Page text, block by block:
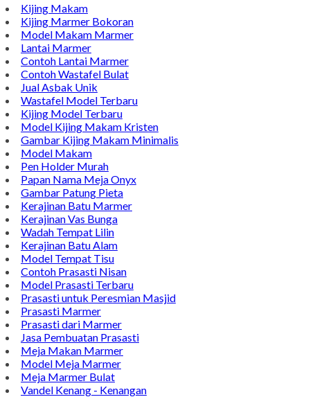
Kijing Makam
Kijing Marmer Bokoran
Model Makam Marmer
Lantai Marmer
Contoh Lantai Marmer
Contoh Wastafel Bulat
Jual Asbak Unik
Wastafel Model Terbaru
Kijing Model Terbaru
Model Kijing Makam Kristen
Gambar Kijing Makam Minimalis
Model Makam
Pen Holder Murah
Papan Nama Meja Onyx
Gambar Patung Pieta
Kerajinan Batu Marmer
Kerajinan Vas Bunga
Wadah Tempat Lilin
Kerajinan Batu Alam
Model Tempat Tisu
Contoh Prasasti Nisan
Model Prasasti Terbaru
Prasasti untuk Peresmian Masjid
Prasasti Marmer
Prasasti dari Marmer
Jasa Pembuatan Prasasti
Meja Makan Marmer
Model Meja Marmer
Meja Marmer Bulat
Vandel Kenang - Kenangan